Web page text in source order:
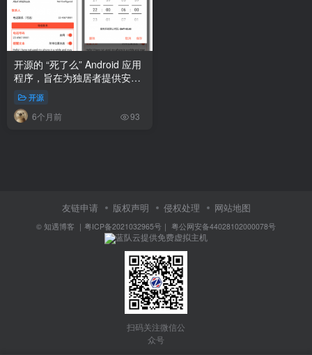
开源的 “死了么” Android 应用
程序，旨在为独居者提供安全
保障，以防发生意外或紧急情
况时无法及时求助。
开源
6个月前 93
友链申请 版权声明 侵权处理 网站地图
© 知遇博客 ｜ 粤ICP备2021032965号 ｜ 粤公网安备44028102000078号
蓝队云提供免费虚拟主机
扫码关注微信公
众号